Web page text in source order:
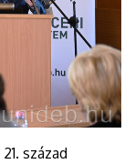
század